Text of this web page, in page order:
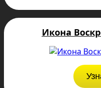
Икона